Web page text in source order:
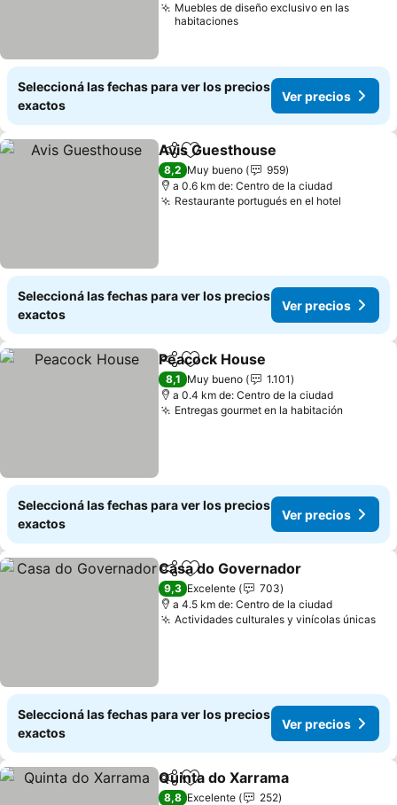
Muebles de diseño exclusivo en las
habitaciones
Seleccioná las fechas para ver los precios
exactos
Ver precios
CompartirAñadir a favoritos
Avis Guesthouse
8,2 Muy bueno
959
a 0.6 km de: Centro de la ciudad
Restaurante portugués en el hotel
Seleccioná las fechas para ver los precios
exactos
Ver precios
CompartirAñadir a favoritos
Peacock House
8,1 Muy bueno
1.101
a 0.4 km de: Centro de la ciudad
Entregas gourmet en la habitación
Seleccioná las fechas para ver los precios
exactos
Ver precios
CompartirAñadir a favoritos
Casa do Governador
9,3 Excelente
703
a 4.5 km de: Centro de la ciudad
Actividades culturales y vinícolas únicas
Seleccioná las fechas para ver los precios
exactos
Ver precios
CompartirAñadir a favoritos
Quinta do Xarrama
8,8 Excelente
252